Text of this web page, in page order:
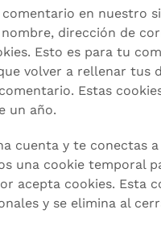
comentario en nuestro
dirección de
Esto es para tu
volver a rellenar tus
Estas
un año.
cuenta y te conectas
una cookie temporal
acepta cookies. Esta
y se elimina al